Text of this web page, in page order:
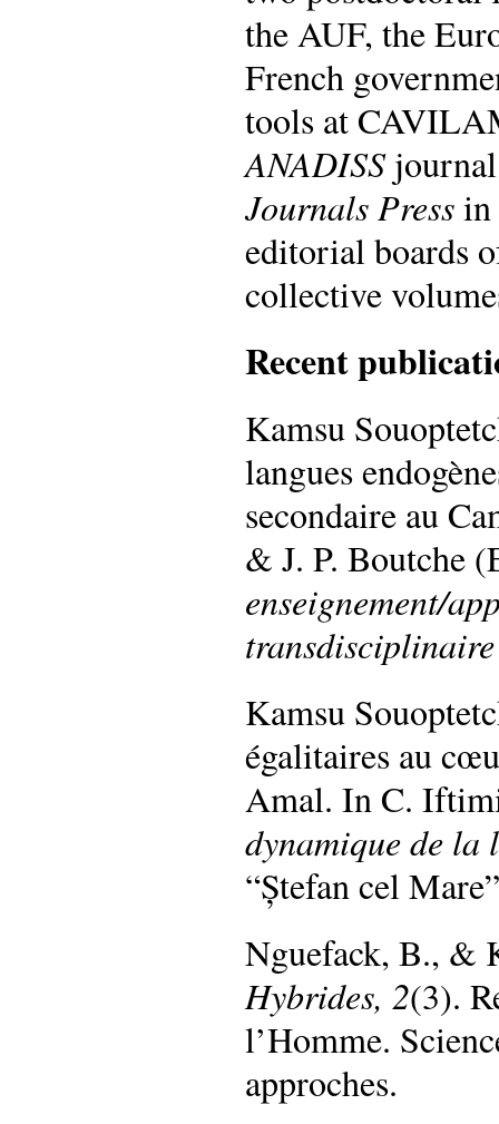
the AUF, the
French
tools at
ANADISSjournal
Journals Pressin
editorial boards
collective
Recent
Kamsu
langues
secondaire au
& J. P. Boutche
enseignement/
transdisciplinaire
Kamsu
égalitaires au
Amal. In C.
dynamique de la
“Ștefan cel
Nguefack, B., &
Hybrides, 2(3).
l’Homme.
approches.